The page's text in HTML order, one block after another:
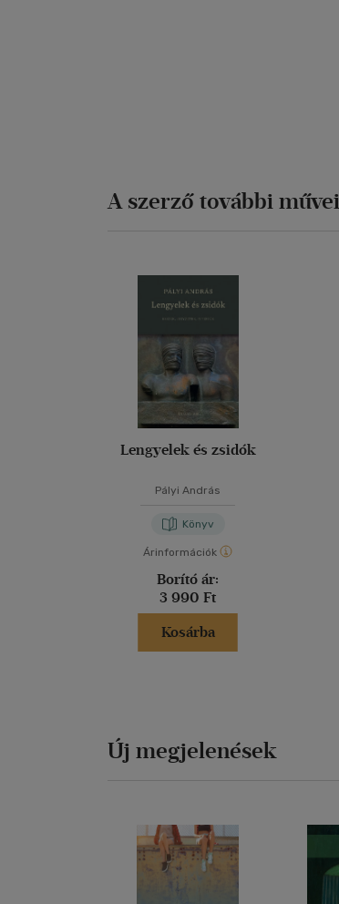
A szerző további művei
Lengyelek és zsidók
Pályi András
Könyv
Árinformációk
Borító ár:
3 990 Ft
Kosárba
Új megjelenések